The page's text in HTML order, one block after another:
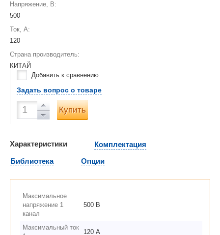
Напряжение, В:
500
Ток, А:
120
Страна производитель:
КИТАЙ
Добавить к сравнению
Задать вопрос о товаре
Купить
Характеристики
Комплектация
Библиотека
Опции
Максимальное
напряжение 1
канал
500 В
Максимальный ток
120 А